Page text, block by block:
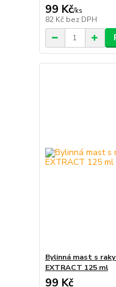
99 Kč/ks
82 Kč bez DPH
Bylinná mast s
EXTRACT 125 ml
99 Kč